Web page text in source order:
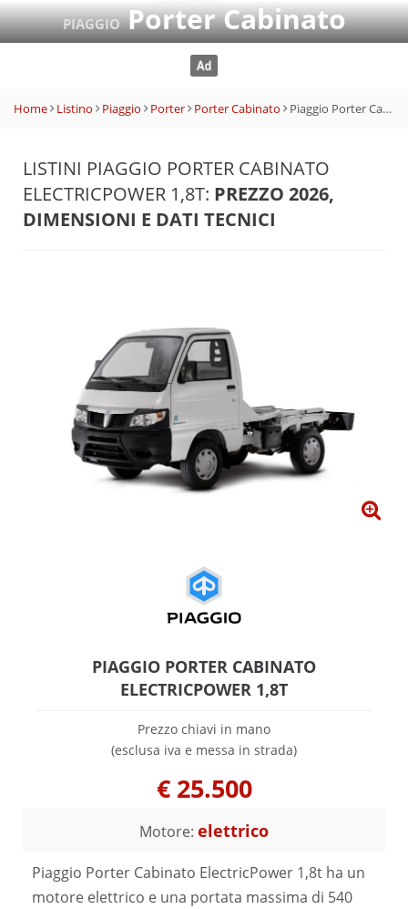
PIAGGIOPorter Cabinato
Home Listino Piaggio Porter Porter Cabinato Piaggio Porter Cabinato ElectricPower 1,8t
LISTINI PIAGGIO PORTER CABINATO
ELECTRICPOWER 1,8T: PREZZO 2026,
DIMENSIONI E DATI TECNICI
PIAGGIO PORTER CABINATO
ELECTRICPOWER 1,8T
Prezzo chiavi in mano
(esclusa iva e messa in strada)
€ 25.500
Motore: elettrico
Piaggio Porter Cabinato ElectricPower 1,8t ha un
motore elettrico e una portata massima di 540